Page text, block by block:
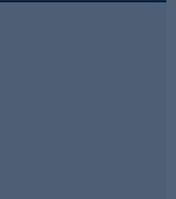
jetzt bequem